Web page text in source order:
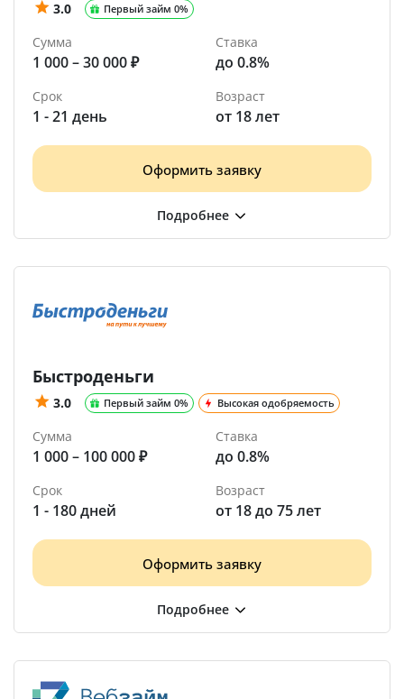
3.0 Первый займ 0%
Сумма
1 000 – 30 000 ₽
Ставка
до 0.8%
Срок
1 - 21 день
Возраст
от 18 лет
Оформить заявку
Быстроденьги
3.0 Первый займ 0% Высокая одобряемость
Сумма
1 000 – 100 000 ₽
Ставка
до 0.8%
Срок
1 - 180 дней
Возраст
от 18 до 75 лет
Оформить заявку